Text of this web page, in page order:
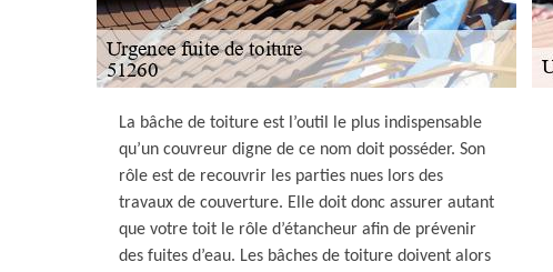
La bâche de toiture est l’outil le plus indispensable
qu’un couvreur digne de ce nom doit posséder. Son
rôle est de recouvrir les parties nues lors des
travaux de couverture. Elle doit donc assurer autant
que votre toit le rôle d’étancheur afin de prévenir
des fuites d’eau. Les bâches de toiture doivent alors